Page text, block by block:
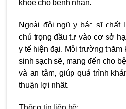
khỏe cho bệnh nhân.
Ngoài đội ngũ y bác sĩ chất
chú trọng đầu tư vào cơ sở
y tế hiện đại. Môi trường thăm
sinh sạch sẽ, mang đến cho
và an tâm, giúp quá trình
thuận lợi nhất.
Thông tin liên hệ: